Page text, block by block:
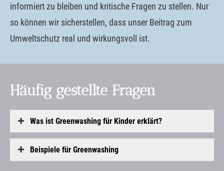
informiert zu bleiben und kritische Fragen zu stellen. Nur
so können wir sicherstellen, dass unser Beitrag zum
Umweltschutz real und wirkungsvoll ist.
Häufig gestellte Fragen
Was ist Greenwashing für Kinder erklärt?
Beispiele für Greenwashing